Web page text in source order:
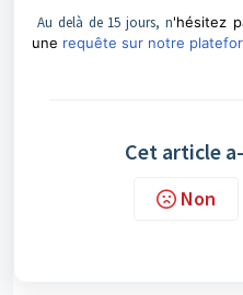
Au delà de 15 jours, n'hésitez
une requête sur notre
Cet article
Non